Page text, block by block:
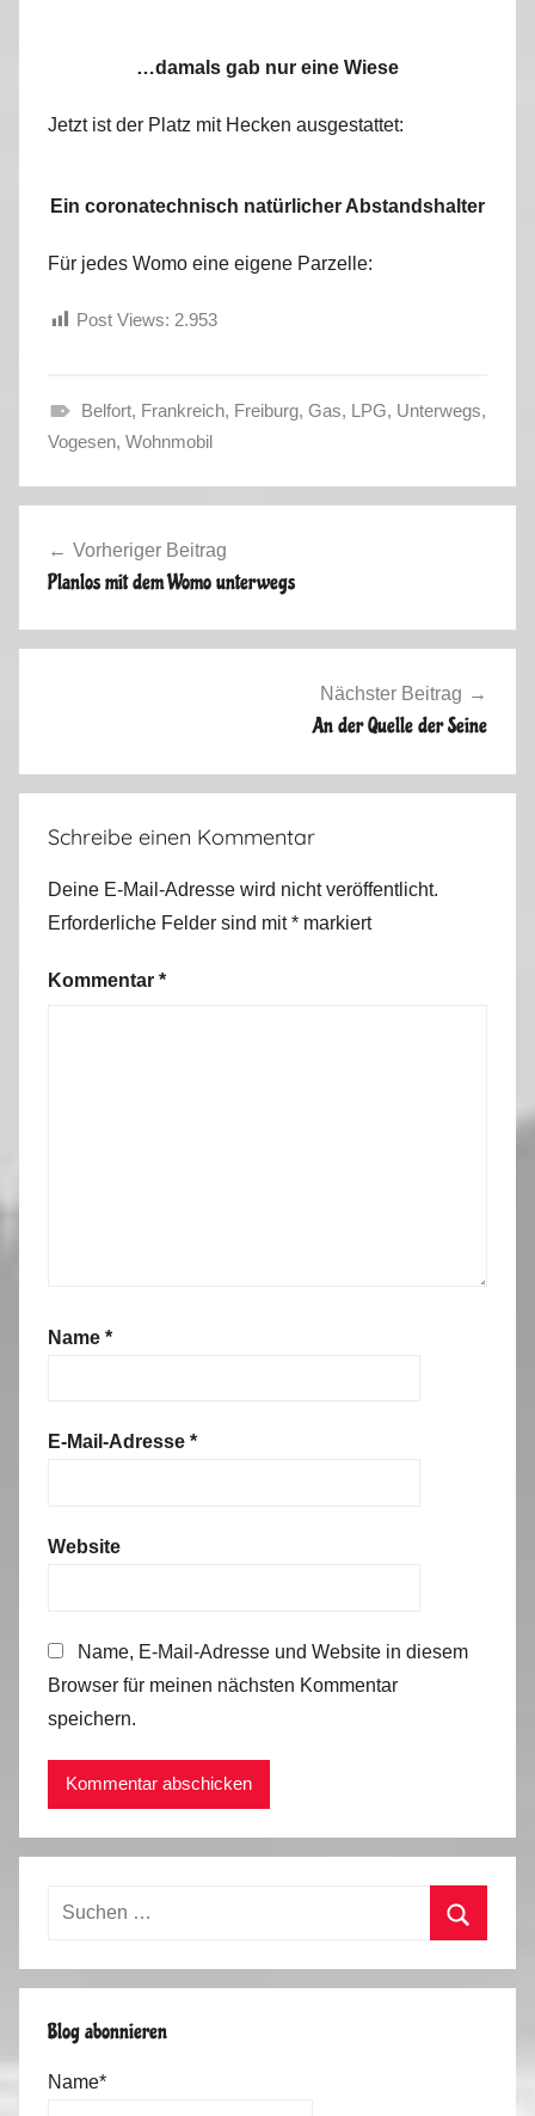
…damals gab nur eine Wiese
Jetzt ist der Platz mit Hecken ausgestattet:
Ein coronatechnisch natürlicher Abstandshalter
Für jedes Womo eine eigene Parzelle:
Post Views: 2.953
C
r
a
S
0
V
Belfort, Frankreich, Freiburg, Gas, LPG, Unterwegs,
Vogesen, Wohnmobil
Vorheriger Beitrag
Planlos mit dem Womo unterwegs
Nächster Beitrag
An der Quelle der Seine
Schreibe einen Kommentar
Deine E-Mail-Adresse wird nicht veröffentlicht.
Erforderliche Felder sind mit* markiert
Kommentar *
Name *
E-Mail-Adresse *
Website
Name, E-Mail-Adresse und Website in diesem
Browser für meinen nächsten Kommentar
speichern.
Suchen
Blog abonnieren
Name*